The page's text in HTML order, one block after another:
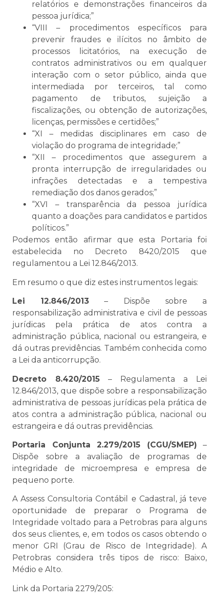
relatórios e demonstrações financeiros da
pessoa jurídica;”
“VIII – procedimentos específicos para
prevenir fraudes e ilícitos no âmbito de
processos licitatórios, na execução de
contratos administrativos ou em qualquer
interação com o setor público, ainda que
intermediada por terceiros, tal como
pagamento de tributos, sujeição a
fiscalizações, ou obtenção de autorizações,
licenças, permissões e certidões;”
“XI – medidas disciplinares em caso de
violação do programa de integridade;”
“XII – procedimentos que assegurem a
pronta interrupção de irregularidades ou
infrações detectadas e a tempestiva
remediação dos danos gerados;”
“XVI – transparência da pessoa jurídica
quanto a doações para candidatos e partidos
políticos.”
Podemos então afirmar que esta Portaria foi
estabelecida no Decreto 8420/2015 que
regulamentou a Lei 12.846/2013.
Em resumo o que diz estes instrumentos legais:
Lei 12.846/2013 – Dispõe sobre a
responsabilização administrativa e civil de pessoas
jurídicas pela prática de atos contra a
administração pública, nacional ou estrangeira, e
dá outras previdências. Também conhecida como
a Lei da anticorrupção.
Decreto 8.420/2015 – Regulamenta a Lei
12.846/2013, que dispõe sobre a responsabilização
administrativa de pessoas jurídicas pela prática de
atos contra a administração pública, nacional ou
estrangeira e dá outras previdências.
Portaria Conjunta 2.279/2015 (CGU/SMEP) –
Dispõe sobre a avaliação de programas de
integridade de microempresa e empresa de
pequeno porte.
A Assess Consultoria Contábil e Cadastral, já teve
oportunidade de preparar o Programa de
Integridade voltado para a Petrobras para alguns
dos seus clientes, e, em todos os casos obtendo o
menor GRI (Grau de Risco de Integridade). A
Petrobras considera três tipos de risco: Baixo,
Médio e Alto.
Link da Portaria 2279/205: